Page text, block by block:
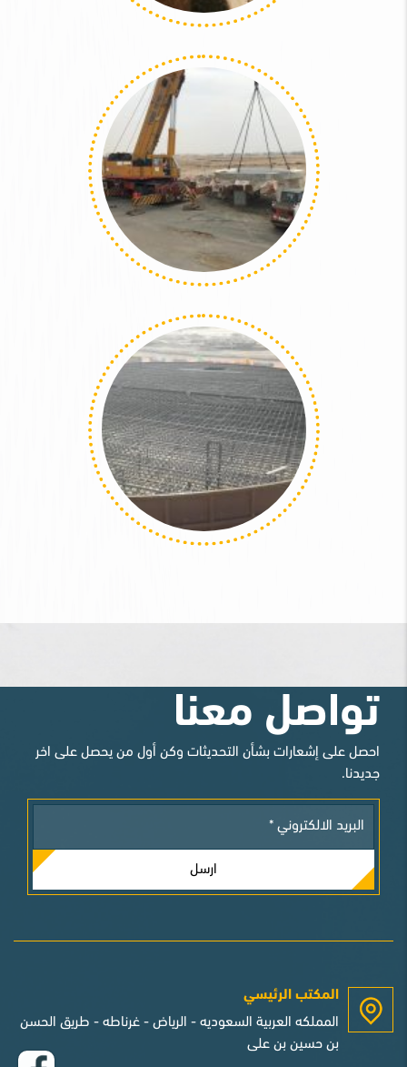
تواصل معنا
احصل على إشعارات بشأن التحديثات وكن أول من يحصل على اخر
جديدنا.
ارسل
المكتب الرئيسي
المملكه العربية السعوديه - الرياض - غرناطه - طريق الحسن
بن حسين بن على